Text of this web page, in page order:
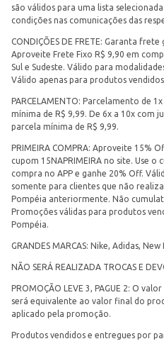
são válidos para uma lista
condições nas comunicações das
CONDIÇÕES DE FRETE: Garanta
Aproveite Frete Fixo R$ 9,90 em
Sul e Sudeste. Válido para
Válido apenas para produtos
PARCELAMENTO: Parcelamento de
mínima de R$ 9,99. De 6x a 10x com
parcela mínima de R$ 9,99.
PRIMEIRA COMPRA: Aproveite 15%
cupom 15NAPRIMEIRA no site. Use o
compra no APP e ganhe 20% Off.
somente para clientes que não
Pompéia anteriormente. Não
Promoções válidas para produtos
Pompéia.
GRANDES MARCAS: Nike, Adidas,
NÃO SERÁ REALIZADA TROCAS E
PROMOÇÃO LEVE 3, PAGUE 2: O
será equivalente ao valor final do
aplicado pela promoção.
Produtos vendidos e entregues por